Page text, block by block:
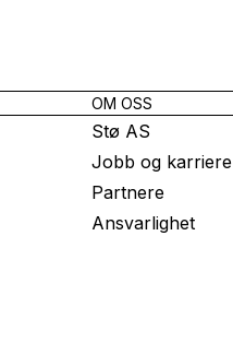
OM OSS
Stø AS
Jobb og karriere
Partnere
Ansvarlighet